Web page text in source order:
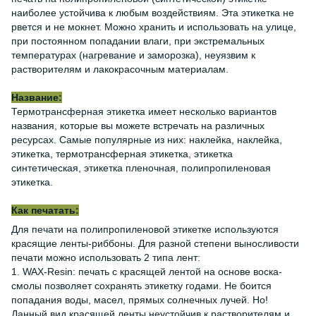
наиболее устойчива к любым воздействиям. Эта этикетка не
рвется и не мокнет. Можно хранить и использовать на улице,
при постоянном попадании влаги, при экстремальных
температурах (нагревание и заморозка), неуязвим к
растворителям и лакокрасочным материалам.
Название:
Термотрансферная этикетка имеет несколько вариантов
названия, которые вы можете встречать на различных
ресурсах. Самые популярные из них: наклейка, наклейка,
этикетка, термотрансферная этикетка, этикетка
синтетическая, этикетка пленочная, полипропиленовая
этикетка.
Как печатать:
Для печати на полипропиленовой этикетке используются
красящие ленты-риббоны. Для разной степени выносливости
печати можно использовать 2 типа лент:
1. WAX-Resin: печать с красящей лентой на основе воска-
смолы позволяет сохранять этикетку годами. Не боится
попадания воды, масел, прямых солнечных лучей. Но!